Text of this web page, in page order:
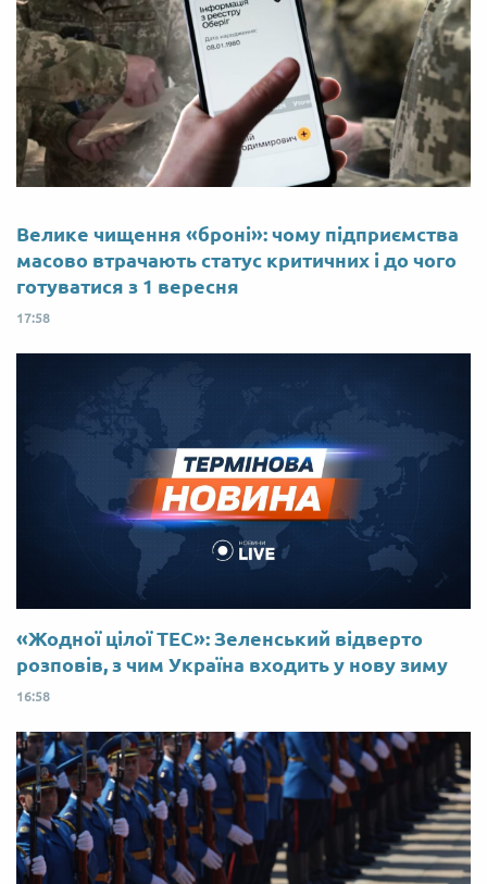
Велике чищення «броні»: чому підприємства
масово втрачають статус критичних і до чого
готуватися з 1 вересня
17:58
«Жодної цілої ТЕС»: Зеленський відверто
розповів, з чим Україна входить у нову зиму
16:58